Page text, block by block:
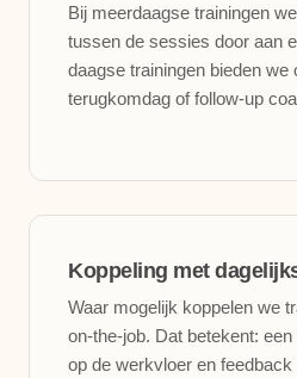
Bij meerdaagse trainingen
tussen de sessies door aan
daagse trainingen bieden we
terugkomdag of follow-up
Koppeling met
Waar mogelijk koppelen we
on-the-job. Dat betekent:
op de werkvloer en